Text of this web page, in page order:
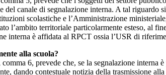
del canale di segnalazione interna. A tal
scolastiche e l’Amministrazione
l’ambito territoriale particolarmente esteso, al
interna è affidata al RPCT ossia l’USR di
alla scuola?
6, prevede che, se la segnalazione interna
dando contestuale notizia della trasmissione